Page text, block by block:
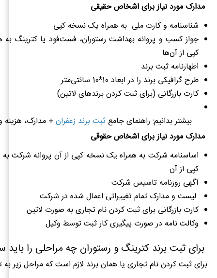
مدارک مورد نیاز برای اشخاص حقیقی
شناسنامه و کارت ملی به همراه یک نسخه کپی
جواز کسب و پروانه بهداشت رستوران، فست‌فود یا کترینگ
کپی از آن‌ها
اظهارنامه ثبت برند
طرح گرافیکی برند را در ابعاد 10*10 سانتی‌متر
کارت بازرگانی (برای ثبت کردن برندهای لاتین)
بیشتر بدانیم: راهنمای جامعثبت برند زعفران + مدارک،
مدارک مورد نیاز برای اشخاص حقوقی
اساسنامه شرکت به همراه یک نسخه کپی از آن پروانه شرکت
کپی از آن
آگهی روزنامه تاسیس شرکت
لیست و مدارک تمام تغییراتی اعمال شده در شرکت
کارت بازرگانی برای ثبت کردن نام تجاری به صورت لاتین
وکالت نامه در صورت پیگیری کار ثبت توسط وکیل
برای ثبت برند کترینگ و رستوران چه مراحلی را باید
برای ثبت کردن نام تجاری یا همان برند لازم است که مراحل زیر